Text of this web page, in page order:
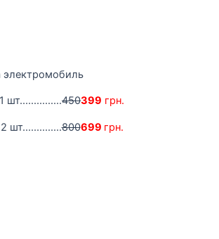
электромобиль
1 шт...............450399 грн.
2 шт..............800699 грн.